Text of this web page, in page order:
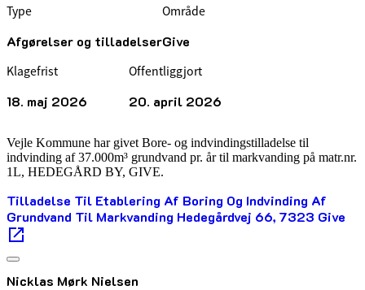
Type
Afgørelser og tilladelser
Område
Give
Klagefrist
18. maj 2026
Offentliggjort
20. april 2026
Vejle Kommune har givet Bore- og indvindingstilladelse til
indvinding af 37.000m³ grundvand pr. år til markvanding på matr.nr.
1L, HEDEGÅRD BY, GIVE.
Tilladelse Til Etablering Af Boring Og Indvinding Af
Grundvand Til Markvanding Hedegårdvej 66, 7323 Give
Nicklas Mørk Nielsen